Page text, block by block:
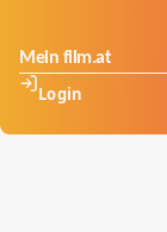
Mein film.at
Login